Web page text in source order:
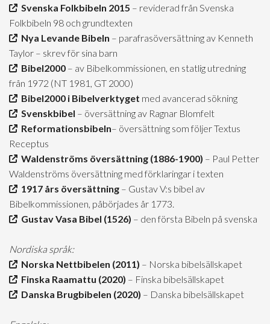
Svenska Folkbibeln 2015 – reviderad från Svenska
Folkbibeln 98 och grundtexten
Nya Levande Bibeln – parafrasöversättning av Kenneth
Taylor – skrev för sina barn
Bibel2000 – av Bibelkommissionen, en statlig utredning
från 1972 (NT 1981, GT 2000)
Bibel2000 i Bibelverktyget med avancerad sökning
Svenskbibel – översättning av Ragnar Blomfelt
Reformationsbibeln– översättning som följer Textus
Receptus
Waldenströms översättning (1886-1900) – Paul Petter
Waldenströms översättning med förklaringar i texten
1917 års översättning – Gustav V:s bibel av
Bibelkommissionen, påbörjades år 1773.
Gustav Vasa Bibel (1526) – den första Bibeln på svenska
Nordiska språk:
Norska Nettbibelen (2011) – Norska bibelsällskapet
Finska Raamattu (2020) – Finska bibelsällskapet
Danska Brugbibelen (2020) – Danska bibelsällskapet